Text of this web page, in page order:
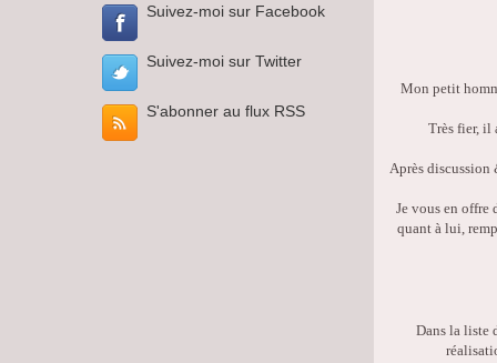
Suivez-moi sur Facebook
Suivez-moi sur Twitter
S'abonner au flux RSS
Mon petit
Très fier, il
Après discussion
Je vous en offre
quant à lui,
Dans la liste